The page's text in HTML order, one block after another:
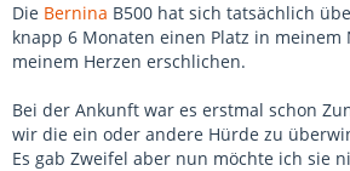
Die Bernina B500 hat sich tatsächlich
knapp 6 Monaten einen Platz in meinem
meinem Herzen erschlichen.
Bei der Ankunft war es erstmal schon
wir die ein oder andere Hürde zu
Es gab Zweifel aber nun möchte ich sie